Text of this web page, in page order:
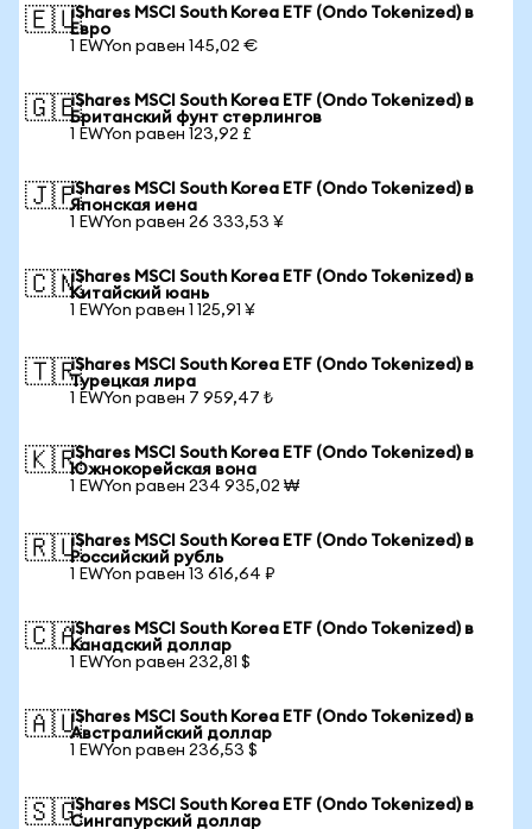
🇪🇺iShares MSCI South Korea ETF (Ondo Tokenized) в
Евро
1 EWYon равен 145,02 €
🇬🇧iShares MSCI South Korea ETF (Ondo Tokenized) в
Британский фунт стерлингов
1 EWYon равен 123,92 £
🇯🇵iShares MSCI South Korea ETF (Ondo Tokenized) в
Японская иена
1 EWYon равен 26 333,53 ¥
🇨🇳iShares MSCI South Korea ETF (Ondo Tokenized) в
Китайский юань
1 EWYon равен 1 125,91 ¥
🇹🇷iShares MSCI South Korea ETF (Ondo Tokenized) в
Турецкая лира
1 EWYon равен 7 959,47 ₺
🇰🇷iShares MSCI South Korea ETF (Ondo Tokenized) в
Южнокорейская вона
1 EWYon равен 234 935,02 ₩
🇷🇺iShares MSCI South Korea ETF (Ondo Tokenized) в
Российский рубль
1 EWYon равен 13 616,64 ₽
🇨🇦iShares MSCI South Korea ETF (Ondo Tokenized) в
Канадский доллар
1 EWYon равен 232,81 $
🇦🇺iShares MSCI South Korea ETF (Ondo Tokenized) в
Австралийский доллар
1 EWYon равен 236,53 $
🇸🇬iShares MSCI South Korea ETF (Ondo Tokenized) в
Сингапурский доллар